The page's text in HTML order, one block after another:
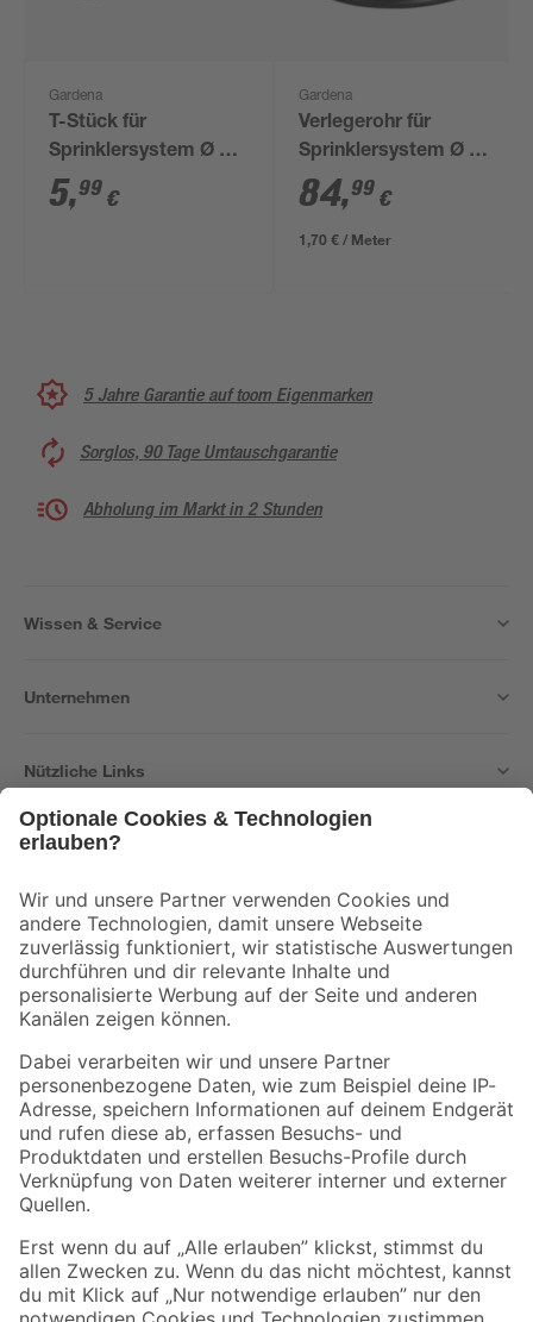
Gardena
T-Stück für
Sprinklersystem Ø 25
mm x 19 mm (3/4")
AG
5,99 €
Gardena
Verlegerohr für
Sprinklersystem Ø 25
mm, 50 m
84,99 €
1,70 € / Meter
5 Jahre Garantie auf toom Eigenmarken
Sorglos, 90 Tage Umtauschgarantie
Abholung im Markt in 2 Stunden
Wissen & Service
Unternehmen
Nützliche Links
Der toom Newsletter: Keine Angebote und Aktionen mehr verpassen!
Zur Newsletter Anmeldung
Folge uns
Zahlungsarten Versandarten
Sicher einkaufen
Jetzt die toom-App herunterladen